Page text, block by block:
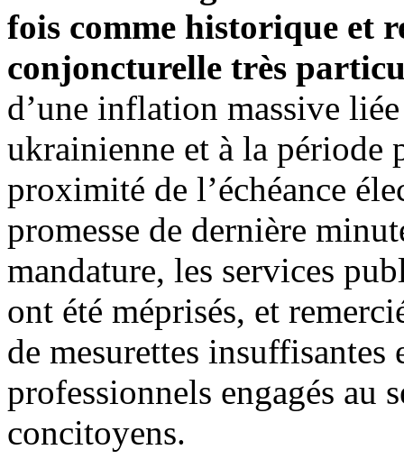
fois comme historique et
conjoncturelle très
d’une inflation massive
ukrainienne et à la période
proximité de l’échéance
promesse de dernière
mandature, les services
ont été méprisés, et
de mesurettes
professionnels engagés au
concitoyens.